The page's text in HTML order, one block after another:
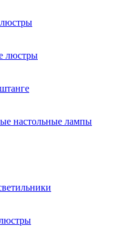
люстры
настольные лампы